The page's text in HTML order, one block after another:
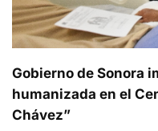
Gobierno de Sonora
humanizada en el
Chávez”